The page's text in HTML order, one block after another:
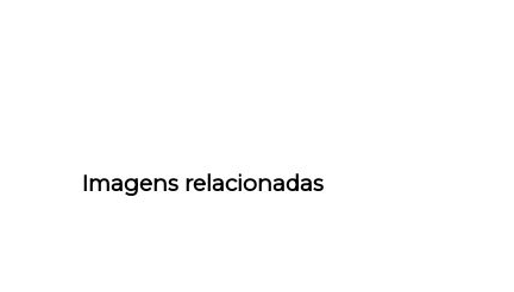
Imagens relacionadas